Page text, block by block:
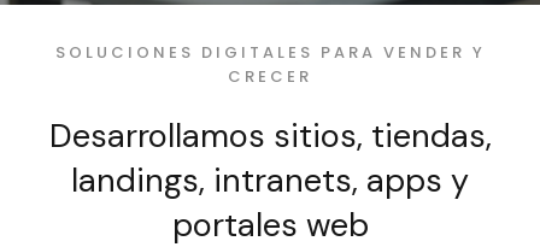
SOLUCIONES DIGITALES PARA VENDER Y
CRECER
Desarrollamos sitios, tiendas,
landings, intranets, apps y
portales web